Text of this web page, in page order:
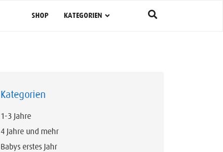
SHOP KATEGORIEN
Kategorien
1-3 Jahre
4 Jahre und mehr
Babys erstes Jahr